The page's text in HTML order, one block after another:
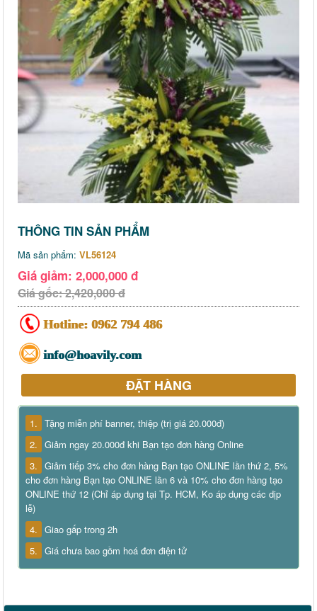
THÔNG TIN SẢN PHẨM
Mã sản phẩm: VL56124
Giá giảm: 2,000,000 đ
Giá gốc: 2,420,000 đ
Hotline: 0962 794 486
info@hoavily.com
ĐẶT HÀNG
1. Tặng miễn phí banner, thiệp (trị giá 20.000đ)
2. Giảm ngay 20.000đ khi Bạn tạo đơn hàng Online
3. Giảm tiếp 3% cho đơn hàng Bạn tạo ONLINE lần thứ 2, 5%
cho đơn hàng Bạn tạo ONLINE lần 6 và 10% cho đơn hàng tạo
ONLINE thứ 12 (Chỉ áp dụng tại Tp. HCM, Ko áp dụng các dịp
lễ)
4. Giao gấp trong 2h
5. Giá chưa bao gồm hoá đơn điện tử